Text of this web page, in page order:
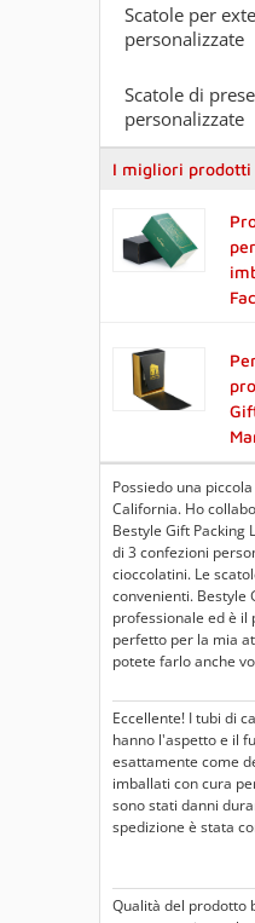
Scatole per
personalizzate
Scatole di
personalizzate
I migliori prodotti
Possiedo una
California. Ho
Bestyle Gift Packing
di 3 confezioni
cioccolatini. Le
convenienti. Bestyle
professionale ed è
perfetto per la mia
potete farlo anche
Eccellente! I tubi di
hanno l'aspetto e il
esattamente come
imballati con cura
sono stati danni
spedizione è stata
Qualità del prodotto